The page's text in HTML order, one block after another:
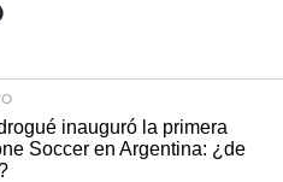
inauguró la primera
Soccer en Argentina: ¿de